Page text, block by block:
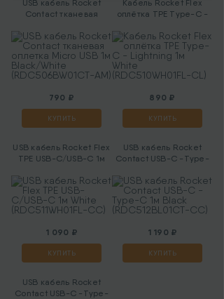
USB кабель Rocket
Contact тканевая
Black/White
(RDC506BW01CT-AM)
790 ₽
КУПИТЬ
Кабель Rocket Flex
оплётка TPE Type-C -
(RDC510WH01FL-CL)
890 ₽
КУПИТЬ
USB кабель Rocket Flex
TPE USB-C/USB-C 1м
CС)
1 090 ₽
КУПИТЬ
USB кабель Rocket
Contact USB-C -Type-
(RDC512BL01CT-CС)
1 190 ₽
КУПИТЬ
USB кабель Rocket
Contact USB-C -Type-